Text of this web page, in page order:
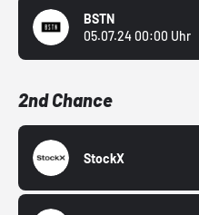
BSTN
05.07.24 00:00 Uhr
2nd Chance
StockX